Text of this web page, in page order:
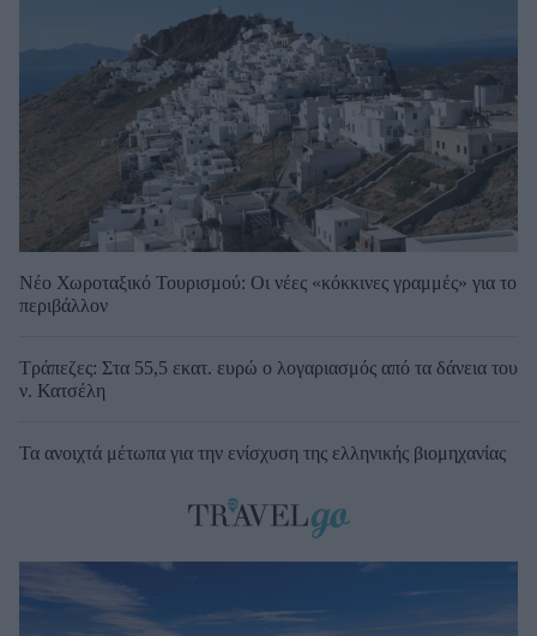
Νέο Χωροταξικό Τουρισμού: Οι νέες «κόκκινες γραμμές» για το
περιβάλλον
Τράπεζες: Στα 55,5 εκατ. ευρώ ο λογαριασμός από τα δάνεια του
ν. Κατσέλη
Τα ανοιχτά μέτωπα για την ενίσχυση της ελληνικής βιομηχανίας